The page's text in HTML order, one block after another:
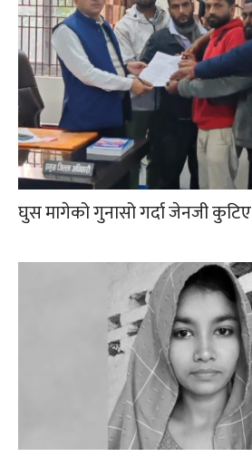
घुस मागेको गुनासो गर्दा जेनजी कुटिए